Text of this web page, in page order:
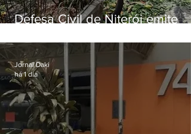
Defesa Civil de Niterói emite
sexta-feira (07)
Jornal Daki
há 1 dia